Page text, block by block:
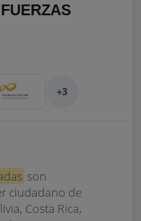
+3
son
ciudadano de
Costa Rica,